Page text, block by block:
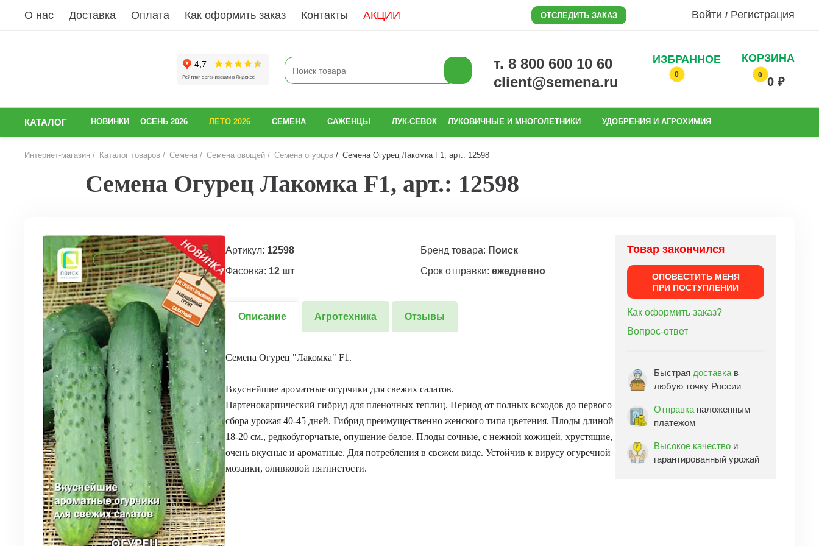
О нас Доставка Оплата Как оформить заказ Контакты АКЦИИ ОТСЛЕДИТЬ ЗАКАЗ Войти / Регистрация
т. 8 800 600 10 60
client@semena.ru
ИЗБРАННОЕ
0
КОРЗИНА
0
0 ₽
КАТАЛОГ НОВИНКИ ОСЕНЬ 2026 ЛЕТО 2026 СЕМЕНА САЖЕНЦЫ ЛУК-СЕВОК ЛУКОВИЧНЫЕ И МНОГОЛЕТНИКИ УДОБРЕНИЯ И АГРОХИМИЯ
Интернет-магазин Каталог товаров Семена Семена овощей Семена огурцов Семена Огурец Лакомка F1, арт.: 12598
Семена Огурец Лакомка F1, арт.: 12598
Артикул: 12598 Бренд товара: Поиск
Фасовка: 12 шт Срок отправки: ежедневно
Описание Агротехника Отзывы
Семена Огурец "Лакомка" F1.
Вкуснейшие ароматные огурчики для свежих салатов.
Партенокарпический гибрид для пленочных теплиц. Период от полных всходов до первого
сбора урожая 40-45 дней. Гибрид преимущественно женского типа цветения. Плоды длиной
18-20 см., редкобугорчатые, опушение белое. Плоды сочные, с нежной кожицей, хрустящие,
очень вкусные и ароматные. Для потребления в свежем виде. Устойчив к вирусу огуречной
мозаики, оливковой пятнистости.
Товар закончился
ОПОВЕСТИТЬ МЕНЯ
ПРИ ПОСТУПЛЕНИИ
Как оформить заказ?
Вопрос-ответ
Быстрая доставка в
любую точку России
Отправка наложенным
платежом
Высокое качество и
гарантированный урожай